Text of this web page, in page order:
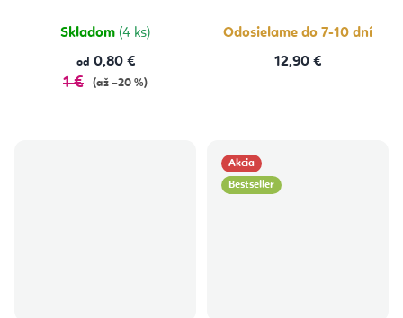
hviezdičiek.
Skladom (4 ks)
od 0,80 €
1 € (až –20 %)
Odosielame do 7-10 dní
12,90 €
Akcia
Bestseller